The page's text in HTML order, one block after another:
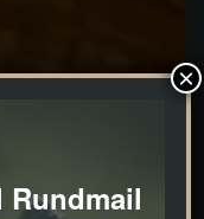
Rundmail
×